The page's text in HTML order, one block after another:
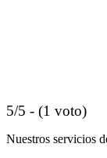
5/5 - (1 voto)
Nuestros servicios